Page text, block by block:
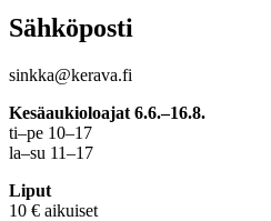
Sähköposti
sinkka@kerava.fi
Kesäaukioloajat 6.6.–16.8.
ti–pe 10–17
la–su 11–17
Liput
10 € aikuiset